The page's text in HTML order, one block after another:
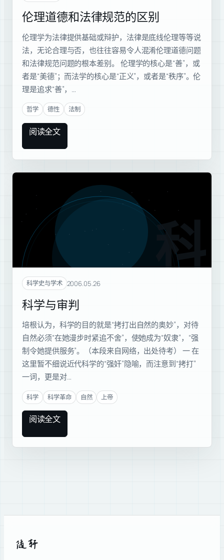
伦理道德和法律规范的区别
伦理学为法律提供基础或辩护，法律是底线伦理等等说
法，无论合理与否，也往往容易令人混淆伦理道德问题
和法律规范问题的根本差别。 伦理学的核心是“善”，或
者是“美德”；而法学的核心是“正义”，或者是“秩序”。伦
理是追求“善”，…
哲学 德性 法制
阅读全文
科学
科学史与学术 2006.05.26
科学与审判
培根认为，科学的目的就是“拷打出自然的奥妙”，对待
自然必须“在她漫步时紧追不舍”，使她成为“奴隶”，“强
制令她提供服务”。（本段来自网络，出处待考） 一 在
这里暂不细说近代科学的“强奸”隐喻，而注意到“拷打”
一词，更是对…
科学 科学革命 自然 上帝
阅读全文
随轩